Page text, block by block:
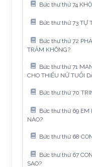
Bức thư thứ 74
Bức thư thứ 73 TỰ
Bức thư thứ 72
TRĂM KHÔNG?
Bức thư thứ 71
CHO THIẾU NỮ TUỔI
Bức thư thứ 70
Bức thư thứ 69 EM
NÀO?
Bức thư thứ 68
Bức thư thứ 67
SAO?